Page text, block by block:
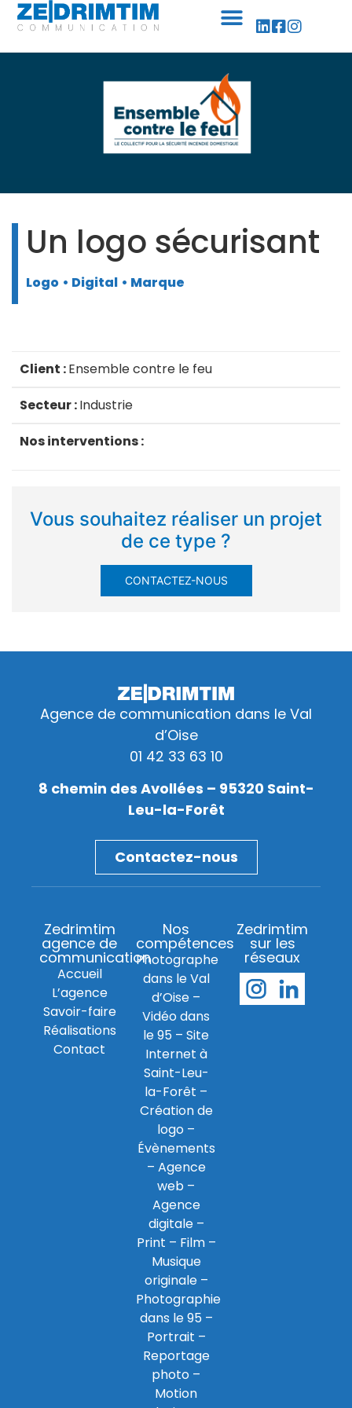
Un logo sécurisant
Logo • Digital • Marque
Client :Ensemble contre le feu
Secteur :Industrie
Nos interventions :
Vous souhaitez réaliser un projet
de ce type ?
CONTACTEZ-NOUS
Agence de communication dans le Val
d’Oise
01 42 33 63 10
8 chemin des Avollées – 95320 Saint-
Leu-la-Forêt
Contactez-nous
Zedrimtim
agence de
communication
Accueil
L’agence
Savoir-faire
Réalisations
Contact
Nos
compétences
Photographe
dans le Val
d’Oise –
Vidéo dans
le 95 – Site
Internet à
Saint-Leu-
la-Forêt –
Création de
logo –
Évènements
– Agence
web –
Agence
digitale–
Print – Film –
Musique
originale –
Photographie
dans le 95 –
Portrait –
Reportage
photo –
Motion
Zedrimtim
sur les
réseaux
Panneau de gestion des cookies